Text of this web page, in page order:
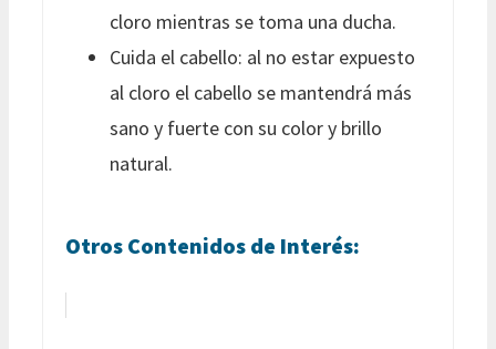
cloro mientras se toma una ducha.
Cuida el cabello: al no estar expuesto
al cloro el cabello se mantendrá más
sano y fuerte con su color y brillo
natural.
Otros Contenidos de Interés: